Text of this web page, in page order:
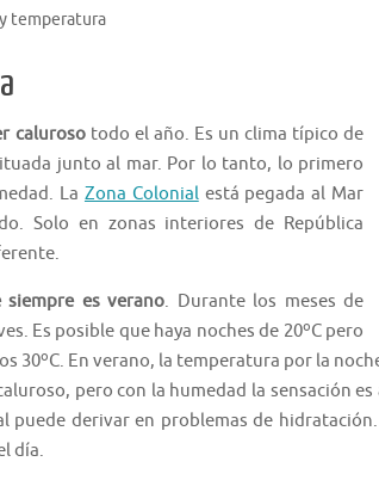
temperatura
calurosotodo el año. Es un clima típico de
junto al mar. Por lo tanto, lo primero
La Zona Colonialestá pegada al Mar
Solo en zonas interiores de República
siempre es verano. Durante los meses de
Es posible que haya noches de 20ºC pero
30ºC. En verano, la temperatura por la
pero con la humedad la sensación
puede derivar en problemas de
día.